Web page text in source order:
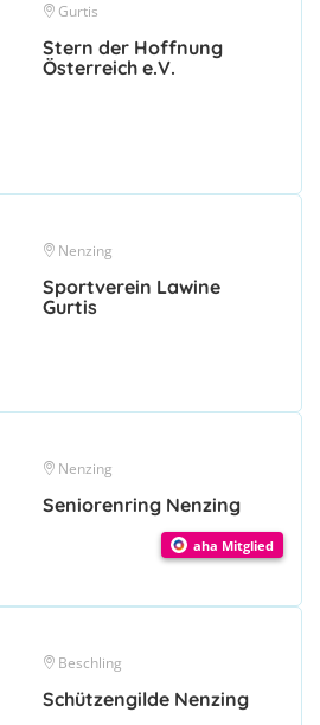
Gurtis
Stern der Hoffnung
Österreich e.V.
Nenzing
Sportverein Lawine
Gurtis
Nenzing
Seniorenring Nenzing
aha Mitglied
Beschling
Schützengilde Nenzing